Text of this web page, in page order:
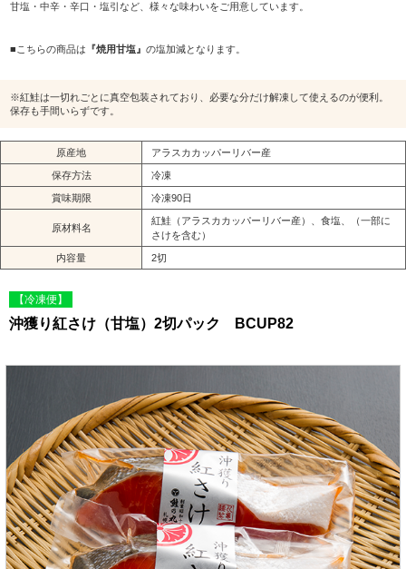
甘塩・中辛・辛口・塩引など、様々な味わいをご用意しています。
■こちらの商品は 『焼用甘塩』の塩加減となります。
※紅鮭は一切れごとに真空包装されており、必要な分だけ解凍して使えるのが便利。
保存も手間いらずです。
原産地 アラスカカッパーリバー産
保存方法 冷凍
賞味期限 冷凍90日
原材料名
紅鮭（アラスカカッパーリバー産）、食塩、（一部に
さけを含む）
内容量 2切
【冷凍便】
沖獲り紅さけ（甘塩）2切パック BCUP82